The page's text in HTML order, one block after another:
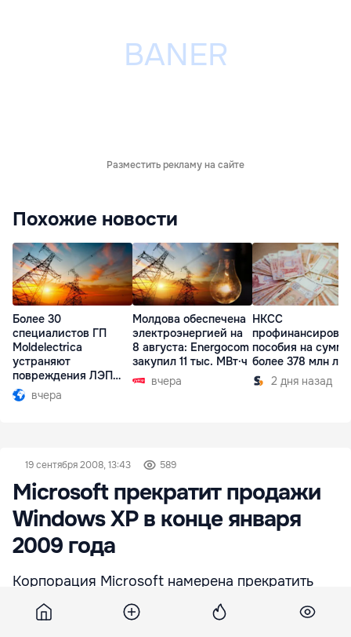
Разместить рекламу на сайте
Похожие новости
Более 30
специалистов ГП
Moldelectrica
устраняют
повреждения ЛЭП
Бельцы-Днестровск
вчера
Молдова обеспечена
электроэнергией на
8 августа: Energocom
закупил 11 тыс. МВт·ч
вчера
НКСС
пособия на сумму
более 378 млн
2 дня назад
19 сентября 2008, 13:43 589
Microsoft прекратит продажи
Windows ХР в конце января
2009 года
Корпорация Microsoft намерена прекратить
поставки операционной системы Windows ХР
фирмам-изготовителям комплектного